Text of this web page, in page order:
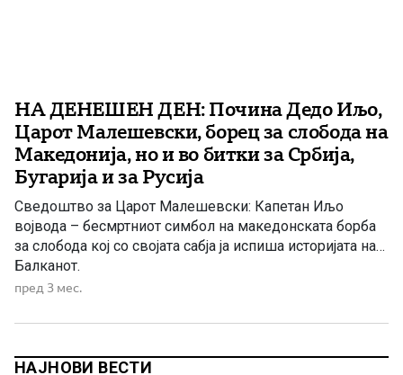
НА ДЕНЕШЕН ДЕН: Почина Дедо Иљо,
Царот Малешевски, борец за слобода на
Македонија, но и во битки за Србија,
Бугарија и за Русија
Сведоштво за Царот Малешевски: Капетан Иљо
војвода – бесмртниот симбол на македонската борба
за слобода кој со својата сабја ја испиша историјата на
Балканот.
пред 3 мес.
НАЈНОВИ ВЕСТИ